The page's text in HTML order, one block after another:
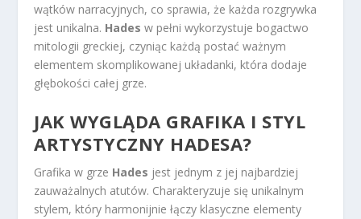
wątków narracyjnych, co sprawia, że każda rozgrywka
jest unikalna. Hades w pełni wykorzystuje bogactwo
mitologii greckiej, czyniąc każdą postać ważnym
elementem skomplikowanej układanki, która dodaje
głębokości całej grze.
JAK WYGLĄDA GRAFIKA I STYL
ARTYSTYCZNY HADESA?
Grafika w grze Hades jest jednym z jej najbardziej
zauważalnych atutów. Charakteryzuje się unikalnym
stylem, który harmonijnie łączy klasyczne elementy